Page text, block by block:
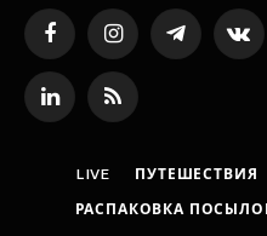
FacebookInstagramTelegram
LinkedInRSS
LIVE ПУТЕШЕСТВИЯ
РАСПАКОВКА